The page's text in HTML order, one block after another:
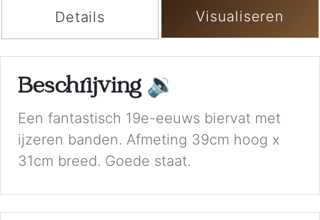
Details Visualiseren
Beschrijving 🔉
Een fantastisch 19e-eeuws biervat met
ijzeren banden. Afmeting 39cm hoog x
31cm breed. Goede staat.